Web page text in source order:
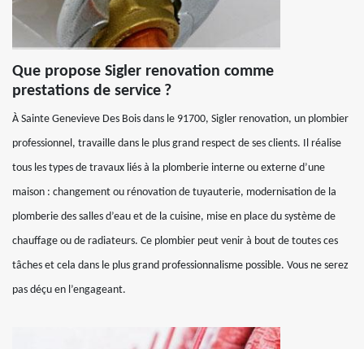
Que propose Sigler renovation comme
prestations de service ?
À Sainte Genevieve Des Bois dans le 91700, Sigler renovation, un plombier
professionnel, travaille dans le plus grand respect de ses clients. Il réalise
tous les types de travaux liés à la plomberie interne ou externe d’une
maison : changement ou rénovation de tuyauterie, modernisation de la
plomberie des salles d’eau et de la cuisine, mise en place du système de
chauffage ou de radiateurs. Ce plombier peut venir à bout de toutes ces
tâches et cela dans le plus grand professionnalisme possible. Vous ne serez
pas déçu en l’engageant.